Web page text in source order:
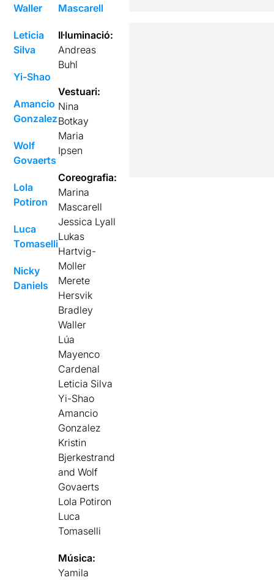
Waller
Leticia
Silva
Yi-Shao
Amancio
Gonzalez
Wolf
Govaerts
Lola
Potiron
Luca
Tomaselli
Nicky
Daniels
Mascarell
Il·luminació:
Andreas
Buhl
Vestuari:
Nina
Botkay
Maria
Ipsen
Coreografia:
Marina
Mascarell
Jessica Lyall
Lukas
Hartvig-
Moller
Merete
Hersvik
Bradley
Waller
Lúa
Mayenco
Cardenal
Leticia Silva
Yi-Shao
Amancio
Gonzalez
Kristin
Bjerkestrand
and Wolf
Govaerts
Lola Potiron
Luca
Tomaselli
Música:
Yamila